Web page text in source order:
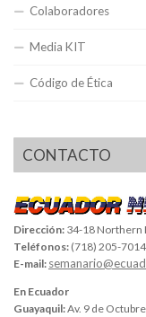
Colaboradores
Media KIT
Código de Ética
CONTACTO
Dirección: 34-18 Northern
Teléfonos: (718) 205-7014
E-mail:
En Ecuador
Guayaquil:Av. 9 de